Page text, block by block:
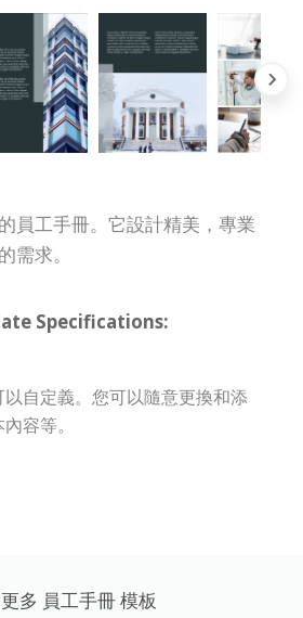
員工手冊。它設計精美，專業
需求。
Specifications:
自定義。您可以隨意更換和添
容等。
多 員工手冊 模板